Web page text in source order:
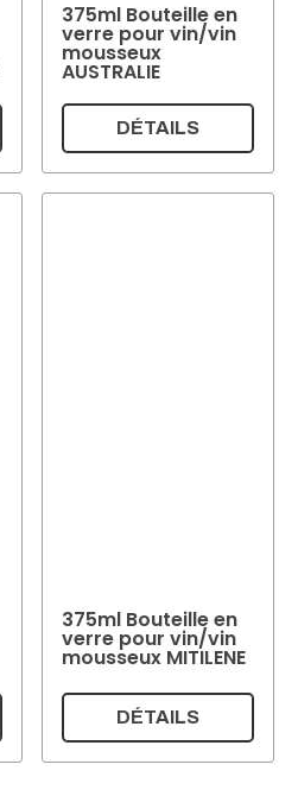
375ml Bouteille en
verre pour vin/vin
mousseux
AUSTRALIE
DÉTAILS
375ml Bouteille en
verre pour vin/vin
mousseux MITILENE
DÉTAILS